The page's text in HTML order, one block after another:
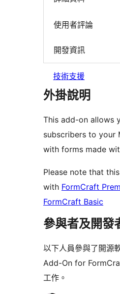
使用者評論
開發資訊
技術支援
外掛說明
This add-on allows
subscribers to your
with forms made
Please note that
with FormCraft
FormCraft Basic
參與者及開發
以下人員參與了開源
Add-On for
工作。